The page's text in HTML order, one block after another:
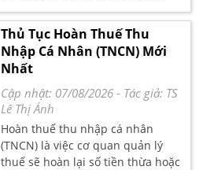
lương, tiền công của người nộp
thuế. Vậy quy định và mức giảm
trừ gia cảnh mới nhất như thế nào
sẽ được trình bày trong bài viết
dưới đây của Kế Toán Lê Ánh.
Thủ Tục Hoàn Thuế Thu
Nhập Cá Nhân (TNCN) Mới
Nhất
Cập nhật: 07/08/2026 - Tác giả: TS
Lê Thị Ánh
Hoàn thuế thu nhập cá nhân
(TNCN) là việc cơ quan quản lý
thuế sẽ hoàn lại số tiền thừa hoặc